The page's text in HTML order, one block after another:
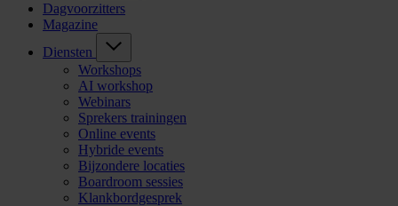
Dagvoorzitters
Magazine
Diensten
Workshops
AI workshop
Webinars
Sprekers trainingen
Online events
Hybride events
Bijzondere locaties
Boardroom sessies
Klankbordgesprek